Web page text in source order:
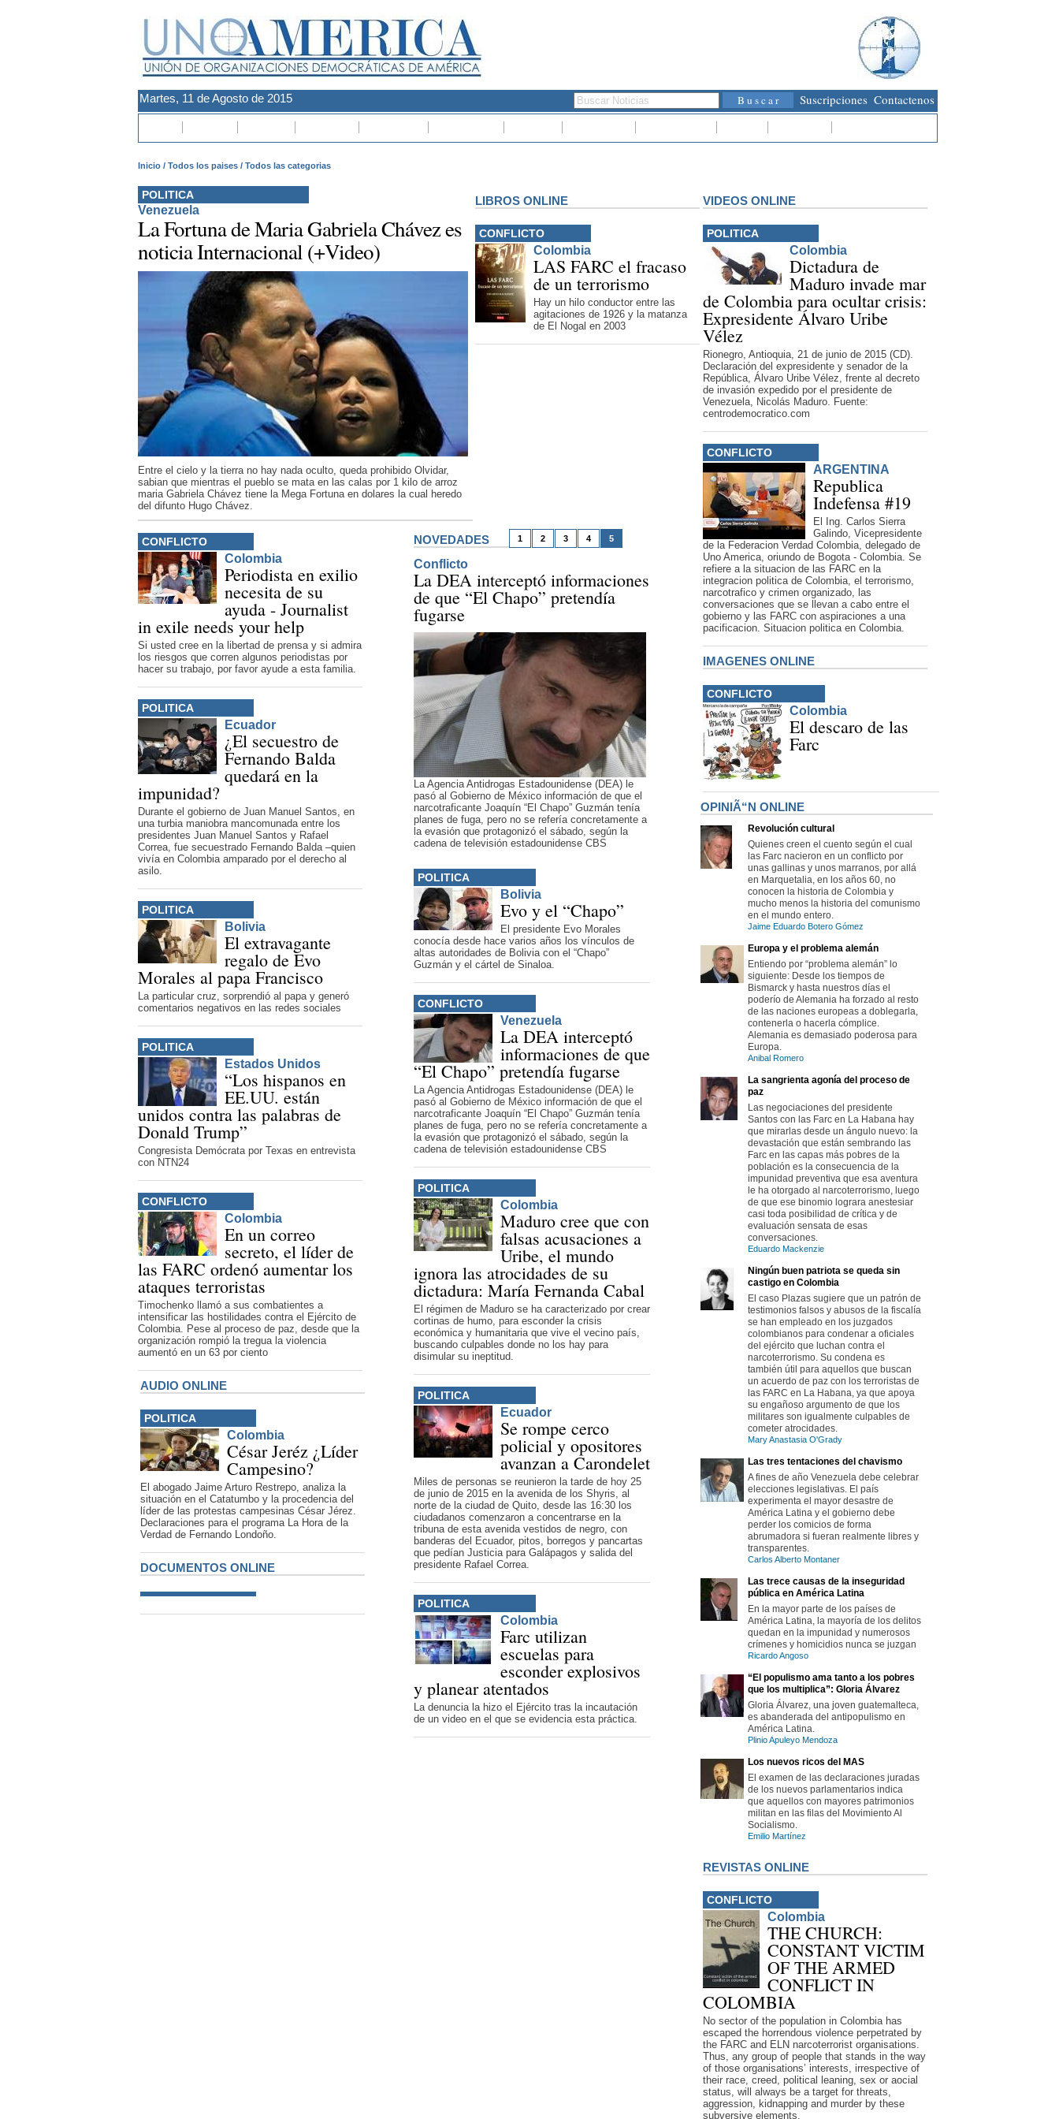
Martes, 11 de Agosto de 2015 Contactenos
Suscripciones
Inicio/ Todos los paises/ Todos las categorias
POLITICA
Venezuela
La Fortuna de Maria Gabriela Chávez es
noticia Internacional (+Video)
Entre el cielo y la tierra no hay nada oculto, queda prohibido Olvidar,
sabian que mientras el pueblo se mata en las calas por 1 kilo de arroz
maria Gabriela Chávez tiene la Mega Fortuna en dolares la cual heredo
del difunto Hugo Chávez.
LIBROS ONLINE
CONFLICTO
Colombia
LAS FARC el fracaso
de un terrorismo
Hay un hilo conductor entre las
agitaciones de 1926 y la matanza
de El Nogal en 2003
CONFLICTO
Colombia
Periodista en exilio
necesita de su
ayuda - Journalist
in exile needs your help
Si usted cree en la libertad de prensa y si admira
los riesgos que corren algunos periodistas por
hacer su trabajo, por favor ayude a esta familia.
POLITICA
Ecuador
¿El secuestro de
Fernando Balda
quedará en la
impunidad?
Durante el gobierno de Juan Manuel Santos, en
una turbia maniobra mancomunada entre los
presidentes Juan Manuel Santos y Rafael
Correa, fue secuestrado Fernando Balda –quien
vivía en Colombia amparado por el derecho al
asilo.
POLITICA
Bolivia
El extravagante
regalo de Evo
Morales al papa Francisco
La particular cruz, sorprendió al papa y generó
comentarios negativos en las redes sociales
POLITICA
Estados Unidos
“Los hispanos en
EE.UU. están
unidos contra las palabras de
Donald Trump”
Congresista Demócrata por Texas en entrevista
con NTN24
CONFLICTO
Colombia
En un correo
secreto, el líder de
las FARC ordenó aumentar los
ataques terroristas
Timochenko llamó a sus combatientes a
intensificar las hostilidades contra el Ejército de
Colombia. Pese al proceso de paz, desde que la
organización rompió la tregua la violencia
aumentó en un 63 por ciento
AUDIO ONLINE
POLITICA
Colombia
César Jeréz ¿Líder
Campesino?
El abogado Jaime Arturo Restrepo, analiza la
situación en el Catatumbo y la procedencia del
líder de las protestas campesinas César Jérez.
Declaraciones para el programa La Hora de la
Verdad de Fernando Londoño.
DOCUMENTOS ONLINE
NOVEDADES 1 2 3 4 5
Conflicto
La DEA interceptó informaciones
de que “El Chapo” pretendía
fugarse
La Agencia Antidrogas Estadounidense (DEA) le
pasó al Gobierno de México información de que el
narcotraficante Joaquín “El Chapo” Guzmán tenía
planes de fuga, pero no se refería concretamente a
la evasión que protagonizó el sábado, según la
cadena de televisión estadounidense CBS
POLITICA
Bolivia
Evo y el “Chapo”
El presidente Evo Morales
conocía desde hace varios años los vínculos de
altas autoridades de Bolivia con el “Chapo”
Guzmán y el cártel de Sinaloa.
CONFLICTO
Venezuela
La DEA interceptó
informaciones de que
“El Chapo” pretendía fugarse
La Agencia Antidrogas Estadounidense (DEA) le
pasó al Gobierno de México información de que el
narcotraficante Joaquín “El Chapo” Guzmán tenía
planes de fuga, pero no se refería concretamente a
la evasión que protagonizó el sábado, según la
cadena de televisión estadounidense CBS
POLITICA
Colombia
Maduro cree que con
falsas acusaciones a
Uribe, el mundo
ignora las atrocidades de su
dictadura: María Fernanda Cabal
El régimen de Maduro se ha caracterizado por crear
cortinas de humo, para esconder la crisis
económica y humanitaria que vive el vecino país,
buscando culpables donde no los hay para
disimular su ineptitud.
POLITICA
Ecuador
Se rompe cerco
policial y opositores
avanzan a Carondelet
Miles de personas se reunieron la tarde de hoy 25
de junio de 2015 en la avenida de los Shyris, al
norte de la ciudad de Quito, desde las 16:30 los
ciudadanos comenzaron a concentrarse en la
tribuna de esta avenida vestidos de negro, con
banderas del Ecuador, pitos, borregos y pancartas
que pedían Justicia para Galápagos y salida del
presidente Rafael Correa.
POLITICA
Colombia
Farc utilizan
escuelas para
esconder explosivos
y planear atentados
La denuncia la hizo el Ejército tras la incautación
de un video en el que se evidencia esta práctica.
VIDEOS ONLINE
POLITICA
Colombia
Dictadura de
Maduro invade mar
de Colombia para ocultar crisis:
Expresidente Álvaro Uribe
Vélez
Rionegro, Antioquia, 21 de junio de 2015 (CD).
Declaración del expresidente y senador de la
República, Álvaro Uribe Vélez, frente al decreto
de invasión expedido por el presidente de
Venezuela, Nicolás Maduro. Fuente:
centrodemocratico.com
CONFLICTO
ARGENTINA
Republica
Indefensa #19
El Ing. Carlos Sierra
Galindo, Vicepresidente
de la Federacion Verdad Colombia, delegado de
Uno America, oriundo de Bogota - Colombia. Se
refiere a la situacion de las FARC en la
integracion politica de Colombia, el terrorismo,
narcotrafico y crimen organizado, las
conversaciones que se llevan a cabo entre el
gobierno y las FARC con aspiraciones a una
pacificacion. Situacion poli­tica en Colombia.
IMAGENES ONLINE
CONFLICTO
Colombia
El descaro de las
Farc
OPINIÃ“N ONLINE
Revolución cultural
Quienes creen el cuento según el cual
las Farc nacieron en un conflicto por
unas gallinas y unos marranos, por allá
en Marquetalia, en los años 60, no
conocen la historia de Colombia y
mucho menos la historia del comunismo
en el mundo entero.
Jaime Eduardo Botero Gómez
Europa y el problema alemán
Entiendo por “problema alemán” lo
siguiente: Desde los tiempos de
Bismarck y hasta nuestros días el
poderío de Alemania ha forzado al resto
de las naciones europeas a doblegarla,
contenerla o hacerla cómplice.
Alemania es demasiado poderosa para
Europa.
Anibal Romero
La sangrienta agonía del proceso de
paz
Las negociaciones del presidente
Santos con las Farc en La Habana hay
que mirarlas desde un ángulo nuevo: la
devastación que están sembrando las
Farc en las capas más pobres de la
población es la consecuencia de la
impunidad preventiva que esa aventura
le ha otorgado al narcoterrorismo, luego
de que ese binomio lograra anestesiar
casi toda posibilidad de crítica y de
evaluación sensata de esas
conversaciones.
Eduardo Mackenzie
Ningún buen patriota se queda sin
castigo en Colombia
El caso Plazas sugiere que un patrón de
testimonios falsos y abusos de la fiscalía
se han empleado en los juzgados
colombianos para condenar a oficiales
del ejército que luchan contra el
narcoterrorismo. Su condena es
también útil para aquellos que buscan
un acuerdo de paz con los terroristas de
las FARC en La Habana, ya que apoya
su engañoso argumento de que los
militares son igualmente culpables de
cometer atrocidades.
Mary Anastasia O'Grady
Las tres tentaciones del chavismo
A fines de año Venezuela debe celebrar
elecciones legislativas. El país
experimenta el mayor desastre de
América Latina y el gobierno debe
perder los comicios de forma
abrumadora si fueran realmente libres y
transparentes.
Carlos Alberto Montaner
Las trece causas de la inseguridad
pública en América Latina
En la mayor parte de los países de
América Latina, la mayoría de los delitos
quedan en la impunidad y numerosos
crímenes y homicidios nunca se juzgan
Ricardo Angoso
“El populismo ama tanto a los pobres
que los multiplica”: Gloria Álvarez
Gloria Álvarez, una joven guatemalteca,
es abanderada del antipopulismo en
América Latina.
Plinio Apuleyo Mendoza
Los nuevos ricos del MAS
El examen de las declaraciones juradas
de los nuevos parlamentarios indica
que aquellos con mayores patrimonios
militan en las filas del Movimiento Al
Socialismo.
Emilio Martínez
REVISTAS ONLINE
CONFLICTO
Colombia
THE CHURCH:
CONSTANT VICTIM
OF THE ARMED
CONFLICT IN
COLOMBIA
No sector of the population in Colombia has
escaped the horrendous violence perpetrated by
the FARC and ELN narcoterrorist organisations.
Thus, any group of people that stands in the way
of those organisations’ interests, irrespective of
their race, creed, political leaning, sex or aocial
status, will always be a target for threats,
aggression, kidnapping and murder by these
subversive elements.